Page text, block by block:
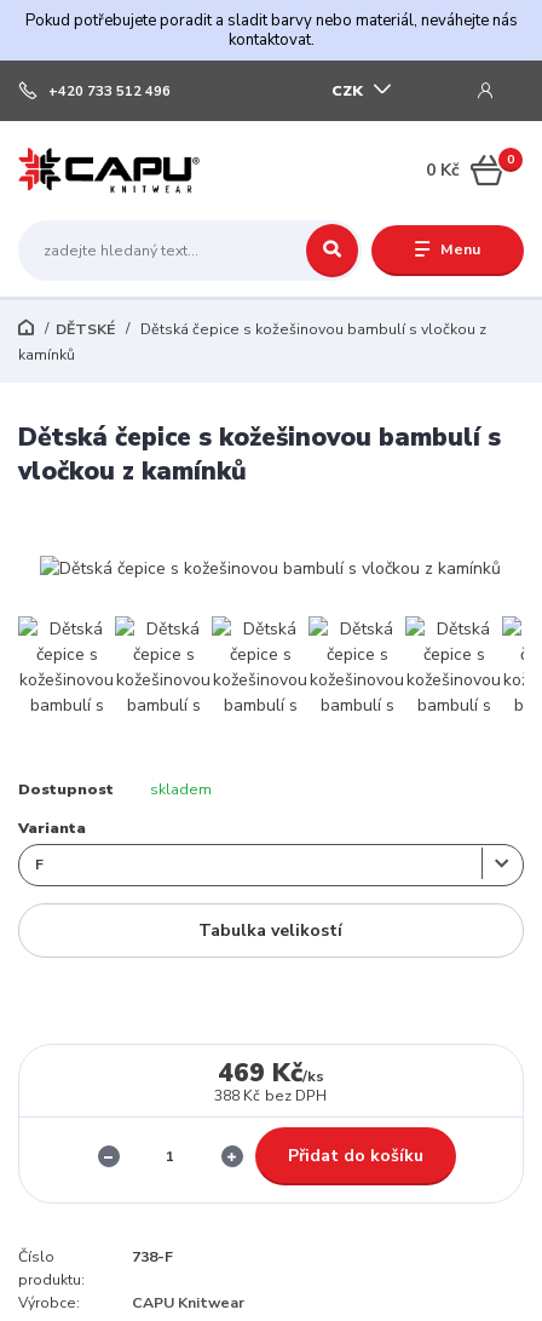
Pokud potřebujete poradit a sladit barvy nebo materiál, neváhejte nás
kontaktovat.
Menu
CZK
+420 733 512 496
0
0 Kč
DĚTSKÉ
Dětská čepice s kožešinovou bambulí s vločkou z
kamínků
Dětská čepice s kožešinovou bambulí s
vločkou z kamínků
Dostupnost skladem
Varianta
Tabulka velikostí
469 Kč/ks
388 Kč bez DPH
Přidat do košíku
Číslo
produktu:
738-F
Výrobce: CAPU Knitwear